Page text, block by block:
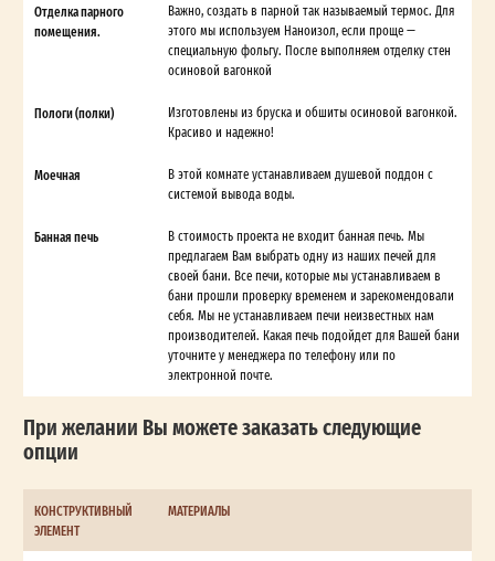
Отделка парного
помещения.
Важно, создать в парной так называемый термос. Для
этого мы используем Наноизол, если проще —
специальную фольгу. После выполняем отделку стен
осиновой вагонкой
Пологи (полки)
Изготовлены из бруска и обшиты осиновой вагонкой.
Красиво и надежно!
Моечная
В этой комнате устанавливаем душевой поддон с
системой вывода воды.
Банная печь
В стоимость проекта не входит банная печь. Мы
предлагаем Вам выбрать одну из наших печей для
своей бани. Все печи, которые мы устанавливаем в
бани прошли проверку временем и зарекомендовали
себя. Мы не устанавливаем печи неизвестных нам
производителей. Какая печь подойдет для Вашей бани
уточните у менеджера по телефону или по
электронной почте.
При желании Вы можете заказать следующие
опции
КОНСТРУКТИВНЫЙ
ЭЛЕМЕНТ
МАТЕРИАЛЫ